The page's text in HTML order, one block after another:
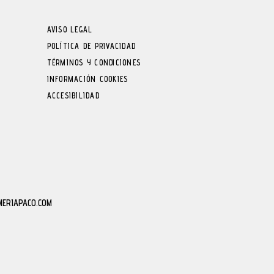
AVISO LEGAL
POLÍTICA DE PRIVACIDAD
TÉRMINOS Y CONDICIONES
INFORMACIÓN COOKIES
ACCESIBILIDAD